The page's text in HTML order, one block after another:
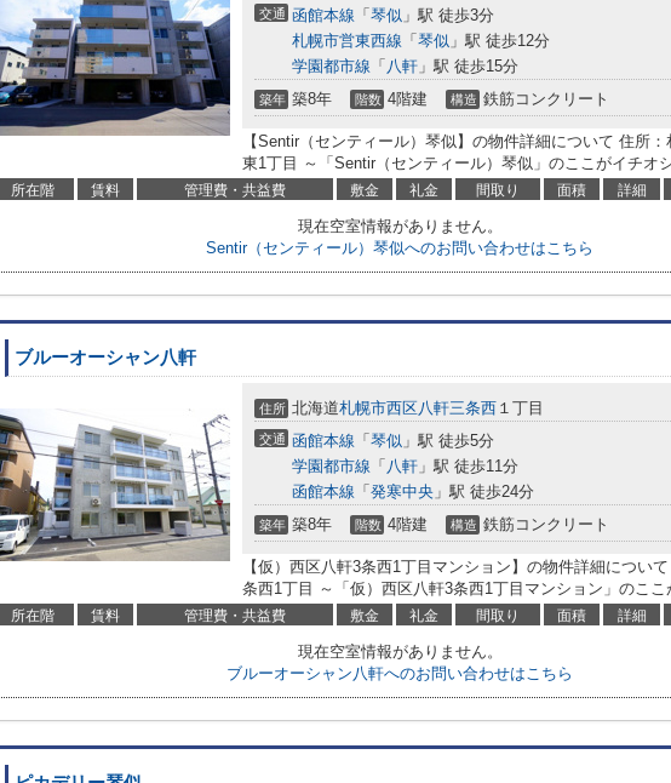
交通 函館本線 「 琴似 」駅 徒歩3分
札幌市営東西線 「 琴似 」駅 徒歩12分
学園都市線 「 八軒 」駅 徒歩15分
築年 築8年 階数 4階建 構造 鉄筋コンクリート
【Sentir（センティール）琴似】の物件詳細について 住所
東1丁目 ～「Sentir（センティール）琴似」のここがイチオ
所在階 賃料 管理費・共益費 敷金 礼金 間取り 面積 詳細
現在空室情報がありません。
Sentir（センティール）琴似へのお問い合わせはこちら
ブルーオーシャン八軒
住所 北海道札幌市西区八軒三条西 １丁目
交通 函館本線 「 琴似 」駅 徒歩5分
学園都市線 「 八軒 」駅 徒歩11分
函館本線 「 発寒中央 」駅 徒歩24分
築年 築8年 階数 4階建 構造 鉄筋コンクリート
【仮）西区八軒3条西1丁目マンション】の物件詳細につい
条西1丁目 ～「仮）西区八軒3条西1丁目マンション」のこ
所在階 賃料 管理費・共益費 敷金 礼金 間取り 面積 詳細
現在空室情報がありません。
ブルーオーシャン八軒へのお問い合わせはこちら